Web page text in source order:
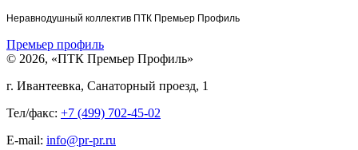
Неравнодушный коллектив ПТК Премьер Профиль
Премьер профиль
© 2026, «ПТК Премьер Профиль»
г. Ивантеевка, Санаторный проезд, 1
Тел/факс: +7 (499) 702-45-02
E-mail: info@pr-pr.ru